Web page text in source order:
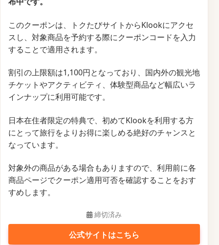
このクーポンは、トクたびサイトからKlookにアクセ
スし、対象商品を予約する際にクーポンコードを入力
することで適用されます。
割引の上限額は1,100円となっており、国内外の観光地
チケットやアクティビティ、体験型商品など幅広いラ
インナップに利用可能です。
日本在住者限定の特典で、初めてKlookを利用する方
にとって旅行をよりお得に楽しめる絶好のチャンスと
なっています。
対象外の商品がある場合もありますので、利用前に各
商品ページでクーポン適用可否を確認することをおす
すめします。
締切済み
公式サイトはこちら